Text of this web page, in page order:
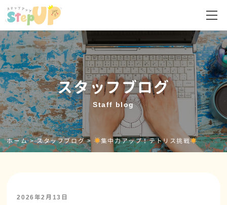
スタッフブログ
Staff blog
ホーム>スタッフブログ> 集中力アップ！テトリス挑戦
2026年2月13日